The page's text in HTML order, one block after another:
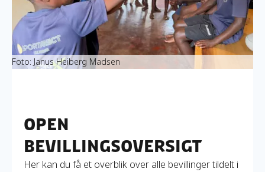
Foto: Janus Heiberg Madsen
OpEn
bevillingsoversigt
Her kan du få et overblik over alle bevillinger tildelt i